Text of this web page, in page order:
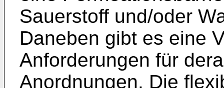
Sauerstoff und/oder
Daneben gibt es eine
Anforderungen für
Anordnungen. Die